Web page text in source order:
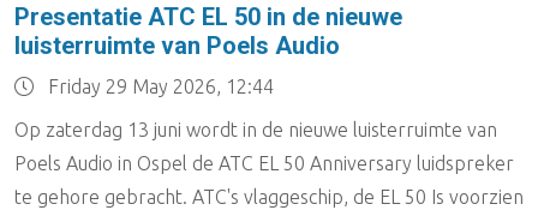
Presentatie ATC EL 50 in de nieuwe
luisterruimte van Poels Audio
Friday 29 May 2026, 12:44
Op zaterdag 13 juni wordt in de nieuwe luisterruimte van
Poels Audio in Ospel de ATC EL 50 Anniversary luidspreker
te gehore gebracht. ATC's vlaggeschip, de EL 50 Is voorzien